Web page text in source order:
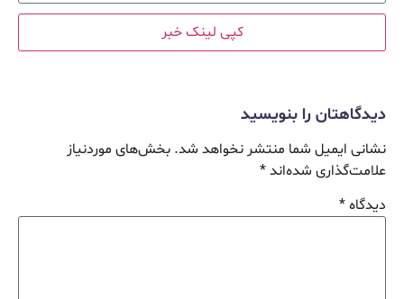
کپی لینک خبر
دیدگاهتان را بنویسید
نشانی ایمیل شما منتشر نخواهد شد. بخش‌های موردنیاز
علامت‌گذاری شده‌اند*
دیدگاه*